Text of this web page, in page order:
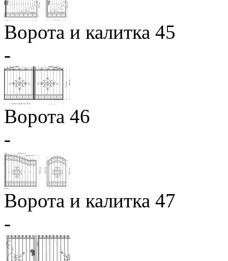
Ворота и калитка 45
-
Ворота 46
-
Ворота и калитка 47
-